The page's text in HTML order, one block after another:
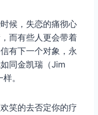
候，失恋的痛彻心
而有些人更会带着
有下一个对象，永
同金凯瑞（Jim
。
笑的去否定你的疗